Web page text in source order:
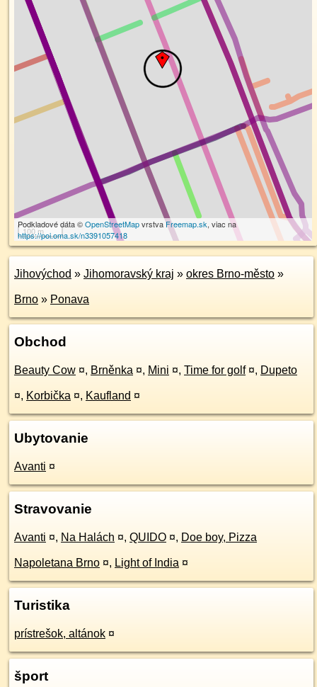
100 m
Podkladové dáta ©OpenStreetMapvrstvaFreemap.sk, viac na
https://poi.oma.sk/n3391057418
Jihovýchod » Jihomoravský kraj » okres Brno-město »
Brno » Ponava
Obchod
Beauty Cow ¤, Brněnka ¤, Mini ¤, Time for golf ¤, Dupeto
¤, Korbička ¤, Kaufland ¤
Ubytovanie
Avanti ¤
Stravovanie
Avanti ¤, Na Halách ¤, QUIDO ¤, Doe boy, Pizza
Napoletana Brno ¤, Light of India ¤
Turistika
prístrešok, altánok ¤
šport